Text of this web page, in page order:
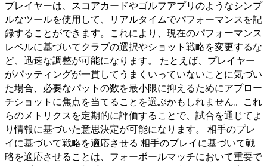
プレイヤーは、スコアカードやゴルフアプリのようなシンプ
ルなツールを使用して、リアルタイムでパフォーマンスを記
録することができます。これにより、現在のパフォーマンス
レベルに基づいてクラブの選択やショット戦略を変更するな
ど、迅速な調整が可能になります。 たとえば、プレイヤー
がパッティングが一貫してうまくいっていないことに気づい
た場合、必要なパットの数を最小限に抑えるためにアプロー
チショットに焦点を当てることを選ぶかもしれません。これ
らのメトリクスを定期的に評価することで、試合を通じてよ
り情報に基づいた意思決定が可能になります。 相手のプレ
イに基づいて戦略を適応させる 相手のプレイに基づいて戦
略を適応させることは、フォーボールマッチにおいて重要で